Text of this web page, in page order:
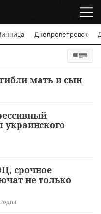
Днепропетровск
мать и сын
украинского
срочное
не только